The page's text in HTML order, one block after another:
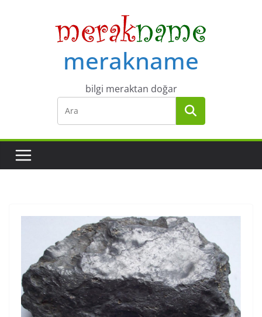
merakname
bilgi meraktan doğar